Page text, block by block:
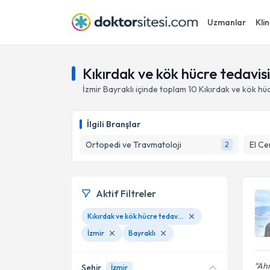
Uzmanlar
Kıkırdak ve kök hücre
İzmirBayraklı içinde toplam 10 Kıkırdak ve kök
İlgili Branşlar
Ortopedi ve Travmatoloji
2 El
Aktif Filtreler
Kıkırdak ve kök hücre tedavisi
İzmir
Bayraklı
Şehir İzmir